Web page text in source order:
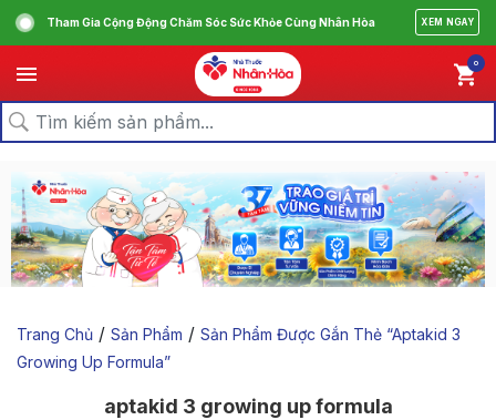
Tham Gia Cộng Động Chăm Sóc Sức Khỏe Cùng Nhân Hòa XEM NGAY
0
Trang Chủ / Sản Phẩm / Sản Phẩm Được Gắn Thẻ “aptakid 3
Growing Up Formula”
aptakid 3 growing up formula